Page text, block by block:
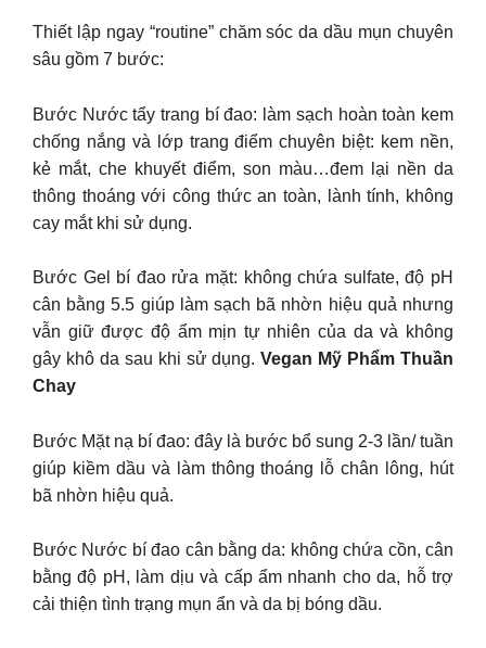
Thiết lập ngay “routine” chăm sóc da dầu mụn chuyên
sâu gồm 7 bước:
Bước Nước tẩy trang bí đao: làm sạch hoàn toàn kem
chống nắng và lớp trang điểm chuyên biệt: kem nền,
kẻ mắt, che khuyết điểm, son màu…đem lại nền da
thông thoáng với công thức an toàn, lành tính, không
cay mắt khi sử dụng.
Bước Gel bí đao rửa mặt: không chứa sulfate, độ pH
cân bằng 5.5 giúp làm sạch bã nhờn hiệu quả nhưng
vẫn giữ được độ ẩm mịn tự nhiên của da và không
gây khô da sau khi sử dụng.Vegan Mỹ Phẩm Thuần
Chay
Bước Mặt nạ bí đao: đây là bước bổ sung 2-3 lần/ tuần
giúp kiềm dầu và làm thông thoáng lỗ chân lông, hút
bã nhờn hiệu quả.
Bước Nước bí đao cân bằng da: không chứa cồn, cân
bằng độ pH, làm dịu và cấp ẩm nhanh cho da, hỗ trợ
cải thiện tình trạng mụn ẩn và da bị bóng dầu.